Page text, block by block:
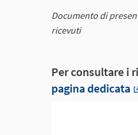
Documento di
ricevuti
Per consultare i
pagina dedicata